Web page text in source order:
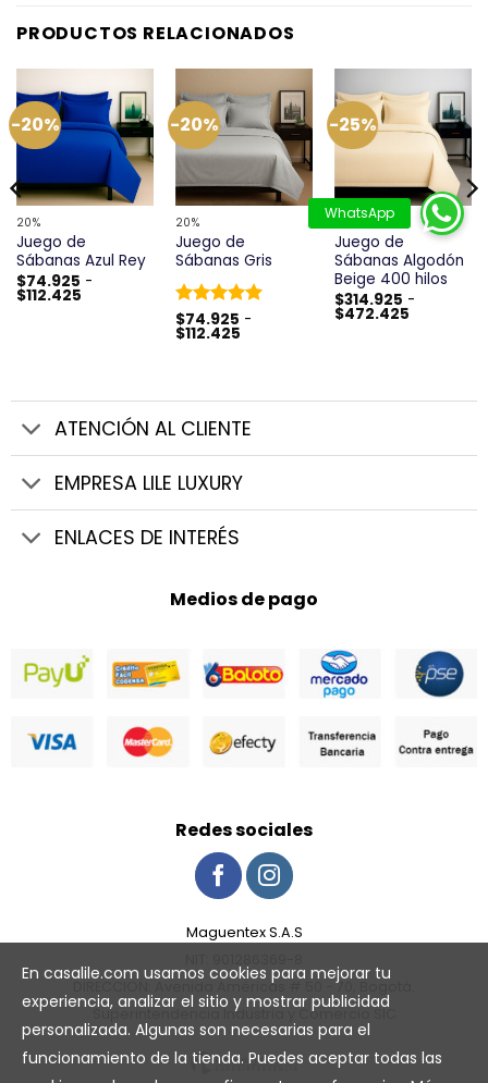
PRODUCTOS RELACIONADOS
-20%
20%
Juego de
Sábanas Azul Rey
$74.925 -
$112.425Rango
-20%
20%
Juego de
Sábanas Gris
Valorado
con5de 5
$74.925 -
$112.425Rango
hasta
$112.425
-25%
25%
Juego de
Sábanas Algodón
Beige 400 hilos
$314.925 -
$472.425Rango
$472.425
ATENCIÓN AL CLIENTE
EMPRESA LILE LUXURY
ENLACES DE INTERÉS
Medios de pago
Redes sociales
Maguentex S.A.S
DIRECCION: Avenida Américas # 50 - 70, Bogotá.
Superintendencia Industria y Comercio SIC
En casalile.com usamos cookies para mejorar tu
experiencia, analizar el sitio y mostrar publicidad
personalizada. Algunas son necesarias para el
funcionamiento de la tienda. Puedes aceptar todas las